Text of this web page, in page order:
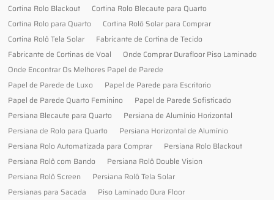
Cortina Rolo Blackout
Cortina Rolo Blecaute para Quarto
Cortina Rolo para Quarto
Cortina Rolô Solar para Comprar
Cortina Rolô Tela Solar
Fabricante de Cortina de Tecido
Fabricante de Cortinas de Voal
Onde Comprar Durafloor Piso Laminado
Onde Encontrar Os Melhores Papel de Parede
Papel de Parede de Luxo
Papel de Parede para Escritorio
Papel de Parede Quarto Feminino
Papel de Parede Sofisticado
Persiana Blecaute para Quarto
Persiana de Alumínio Horizontal
Persiana de Rolo para Quarto
Persiana Horizontal de Alumínio
Persiana Rolo Automatizada para Comprar
Persiana Rolo Blackout
Persiana Rolô com Bando
Persiana Rolô Double Vision
Persiana Rolô Screen
Persiana Rolô Tela Solar
Persianas para Sacada
Piso Laminado Dura Floor